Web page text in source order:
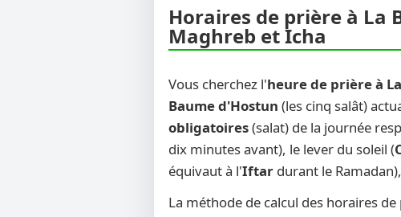
Horaires de prière à La
Maghreb et Icha
Vous cherchez l'heure de prière à
Baume d'Hostun (les cinq salât)
obligatoires(salat) de la journée
dix minutes avant), le lever du soleil (
équivaut à l'Iftar durant le
La méthode de calcul des horaires de